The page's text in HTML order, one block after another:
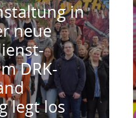
in
neue
DRK-
legt los